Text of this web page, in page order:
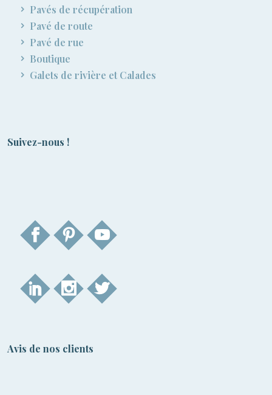
Pavés de récupération
Pavé de route
Pavé de rue
Boutique
Galets de rivière et Calades
Suivez-nous !
Avis de nos clients